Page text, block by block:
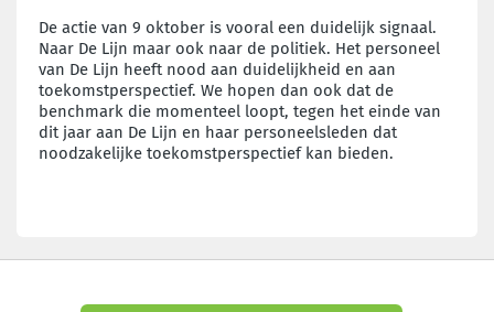
De actie van 9 oktober is vooral een duidelijk signaal.
Naar De Lijn maar ook naar de politiek. Het personeel
van De Lijn heeft nood aan duidelijkheid en aan
toekomstperspectief. We hopen dan ook dat de
benchmark die momenteel loopt, tegen het einde van
dit jaar aan De Lijn en haar personeelsleden dat
noodzakelijke toekomstperspectief kan bieden.